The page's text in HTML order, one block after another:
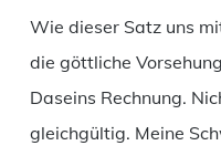
Wie dieser Satz uns
die göttliche
Daseins Rechnung.
gleichgültig. Meine